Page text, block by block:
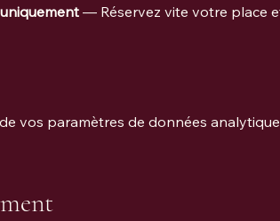
— Réservez vite votre place
vos paramètres de données